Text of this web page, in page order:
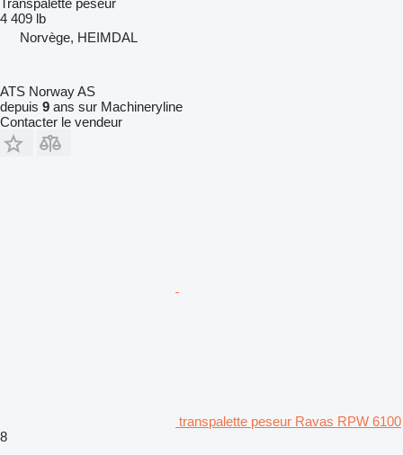
Transpalette peseur
4 409 lb
Norvège, HEIMDAL
ATS Norway AS
depuis 9 ans sur Machineryline
Contacter le vendeur
transpalette peseur Ravas RPW 6100
8